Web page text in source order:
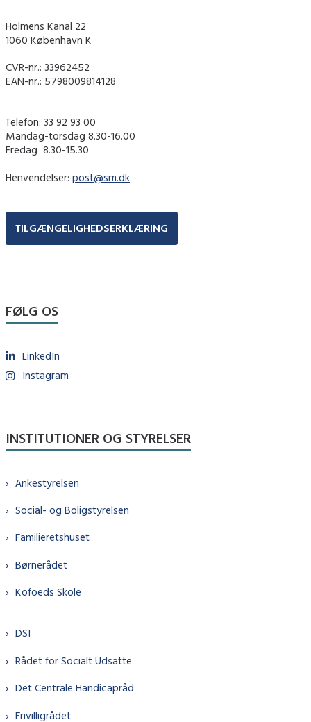
Holmens Kanal 22
1060 København K
CVR-nr.: 33962452
EAN-nr.: 5798009814128
Telefon: 33 92 93 00
Mandag-torsdag 8.30-16.00
Fredag ​ 8.30-15.30
Henvendelser: post@sm.dk
TILGÆNGELIGHEDSERKLÆRING
FØLG OS
LinkedIn
Instagram
INSTITUTIONER OG STYRELSER
Ankestyrelsen
Social- og Boligstyrelsen
Familieretshuset
Børnerådet
Kofoeds Skole
DSI
Rådet for Socialt Udsatte
Det Centrale Handicapråd
Frivilligrådet